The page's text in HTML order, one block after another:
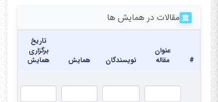
مقالات در همایش ها
#
عنوان
مقاله
نویسندگان همایش
تاریخ
برگزاری
همایش